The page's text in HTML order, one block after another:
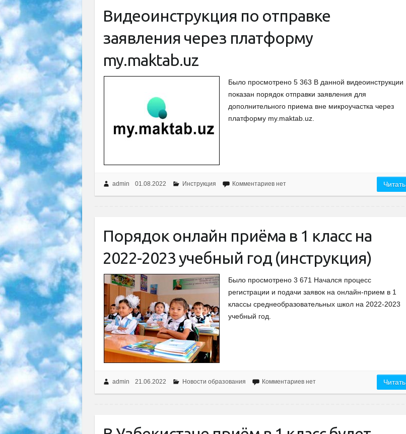
Видеоинструкция по отправке
заявления через платформу
my.maktab.uz
Было просмотрено 5 363 В данной видеоинструкции
показан порядок отправки заявления для
дополнительного приема вне микроучастка через
платформу my.maktab.uz.
admin 01.08.2022 Инструкция Комментариев нет Читать
Порядок онлайн приёма в 1 класс на
2022-2023 учебный год (инструкция)
Было просмотрено 3 671 Начался процесс
регистрации и подачи заявок на онлайн-прием в 1
классы среднеобразовательных школ на 2022-2023
учебный год.
admin 21.06.2022 Новости образования Комментариев нет Читать